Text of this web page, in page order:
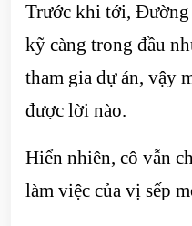
Trước khi tới, Đường
kỹ càng trong đầu
tham gia dự án, vậy
được lời nào.
Hiển nhiên, cô vẫn
làm việc của vị sếp